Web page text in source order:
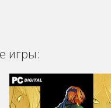
игры: